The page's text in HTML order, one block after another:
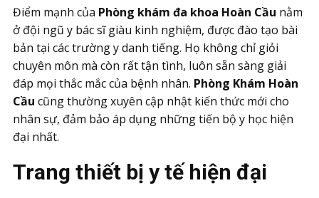
Điểm mạnh của Phòng khám đa khoa Hoàn Cầu nằm
ở đội ngũ y bác sĩ giàu kinh nghiệm, được đào tạo bài
bản tại các trường y danh tiếng. Họ không chỉ giỏi
chuyên môn mà còn rất tận tình, luôn sẵn sàng giải
đáp mọi thắc mắc của bệnh nhân. Phòng Khám Hoàn
Cầu cũng thường xuyên cập nhật kiến thức mới cho
nhân sự, đảm bảo áp dụng những tiến bộ y học hiện
đại nhất.
Trang thiết bị y tế hiện đại